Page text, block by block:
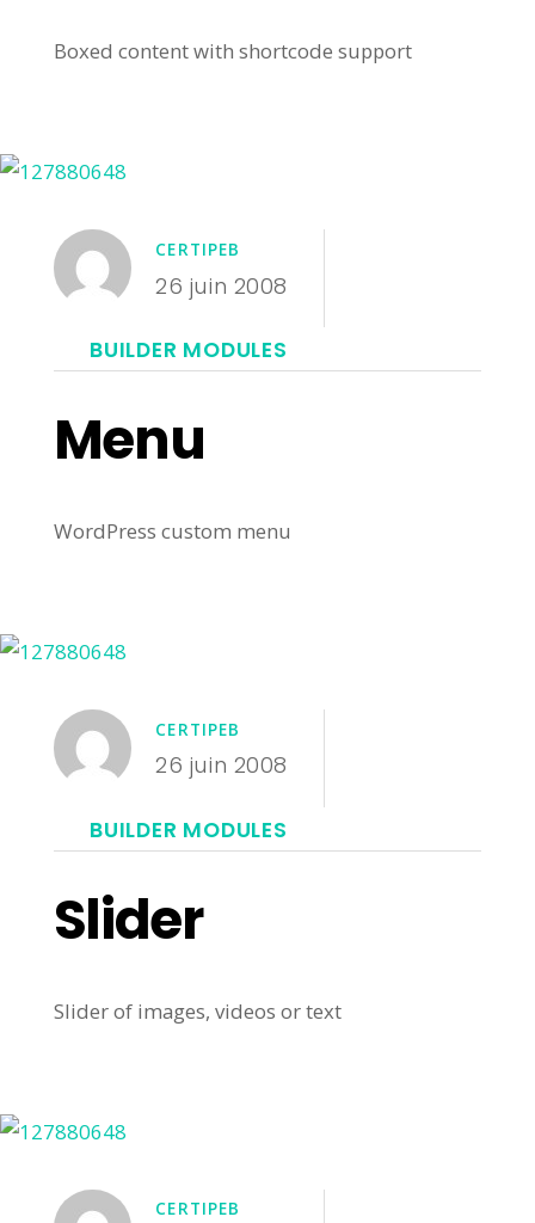
Boxed content with shortcode support
CERTIPEB
26 juin 2008
BUILDER MODULES
Menu
WordPress custom menu
CERTIPEB
26 juin 2008
BUILDER MODULES
Slider
Slider of images, videos or text
CERTIPEB